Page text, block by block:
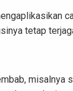
tetap
misalnya